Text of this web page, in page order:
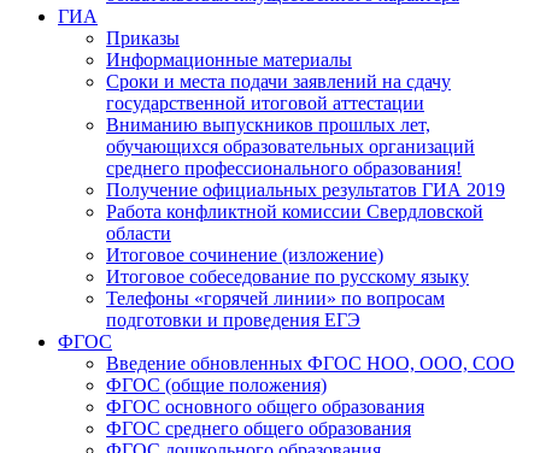
ГИА
Приказы
Информационные материалы
Сроки и места подачи заявлений на сдачу
государственной итоговой аттестации
Вниманию выпускников прошлых лет,
обучающихся образовательных организаций
среднего профессионального образования!
Получение официальных результатов ГИА 2019
Работа конфликтной комиссии Свердловской
области
Итоговое сочинение (изложение)
Итоговое собеседование по русскому языку
Телефоны «горячей линии» по вопросам
подготовки и проведения ЕГЭ
ФГОС
Введение обновленных ФГОС НОО, ООО, СОО
ФГОС (общие положения)
ФГОС основного общего образования
ФГОС среднего общего образования